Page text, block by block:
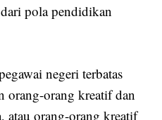
pola pendidikan
negeri terbatas
orang-orang kreatif dan
atau orang-orang kreatif